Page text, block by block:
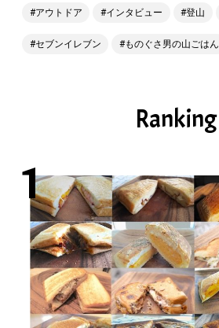
アウトドア インタビュー 登山
セブンイレブン ものぐさ男の山ごはん
Ranking